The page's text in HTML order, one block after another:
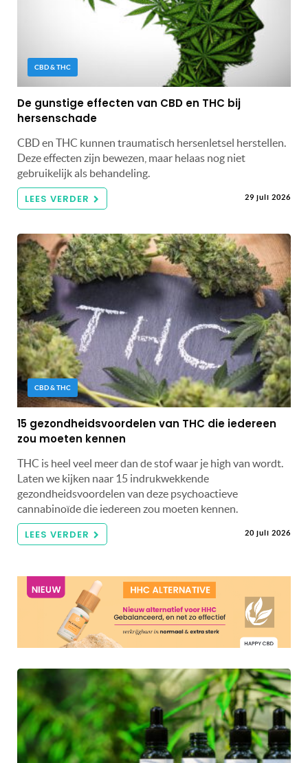
CBD & THC
De gunstige effecten van CBD en THC bij
hersenschade
CBD en THC kunnen traumatisch hersenletsel herstellen.
Deze effecten zijn bewezen, maar helaas nog niet
gebruikelijk als behandeling.
LEES VERDER 29 juli 2026
CBD & THC
15 gezondheidsvoordelen van THC die iedereen
zou moeten kennen
THC is heel veel meer dan de stof waar je high van wordt.
Laten we kijken naar 15 indrukwekkende
gezondheidsvoordelen van deze psychoactieve
cannabinoïde die iedereen zou moeten kennen.
LEES VERDER 20 juli 2026